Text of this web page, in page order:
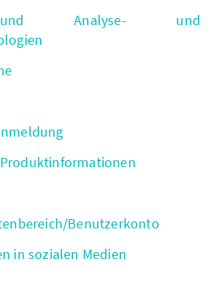
Analyse- und
Benutzerkonto
in sozialen Medien